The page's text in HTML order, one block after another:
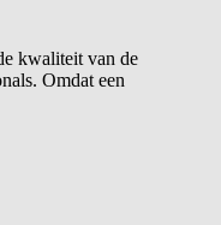
kwaliteit van de
Omdat een